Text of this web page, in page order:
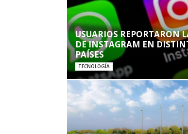
USUARIOS REPORTARON
DE INSTAGRAM EN
PAÍSES
TECNOLOGÍA